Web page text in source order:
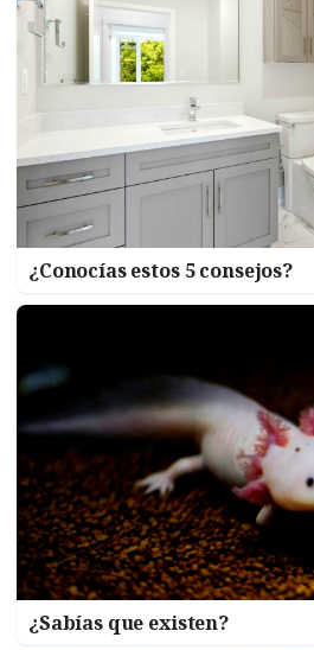
¿Conocías estos 5 consejos?
¿Sabías que existen?